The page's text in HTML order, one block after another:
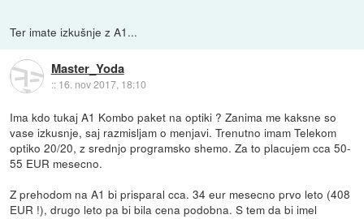
Ter imate izkušnje z A1...
Master_Yoda
:: 16. nov 2017, 18:10
Ima kdo tukaj A1 Kombo paket na optiki ? Zanima me kaksne so
vase izkusnje, saj razmisljam o menjavi. Trenutno imam Telekom
optiko 20/20, z srednjo programsko shemo. Za to placujem cca 50-
55 EUR mesecno.
Z prehodom na A1 bi prisparal cca. 34 eur mesecno prvo leto (408
EUR !), drugo leto pa bi bila cena podobna. S tem da bi imel